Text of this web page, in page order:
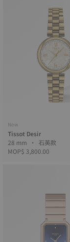
New
Tissot Desir
28 mm • 石英款
MOP$ 3,800.00